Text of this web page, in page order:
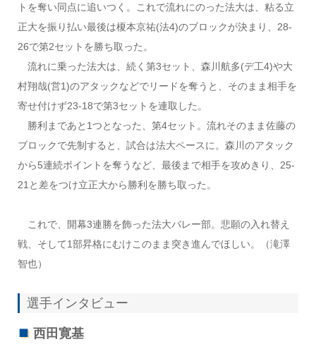
トを奪い同点に追いつく。これで流れにのった法大は、粘る立
正大を振り払い最後は榎本京祐(法4)のブロックが決まり、28-
26で第2セットを勝ち取った。
流れに乗った法大は、続く第3セット、森川航多(デ工4)や大
村翔哉(営1)のアタックなどでリードを奪うと、そのまま相手を
寄せ付けず23-18で第3セットを連取した。
勝利まであと1つとなった、第4セット。流れそのまま佐藤の
ブロックで先制すると、試合は法大ペースに。森川のアタック
から5連続ポイントを奪うなど、最後まで相手を攻めきり、25-
21と差をつけ立正大から勝利を勝ち取った。
これで、開幕3連勝を飾った法大バレー部。悲願の入れ替え
戦、そして1部昇格にむけこのまま突き進んでほしい。（滝澤
智也）
選手インタビュー
西田寛基